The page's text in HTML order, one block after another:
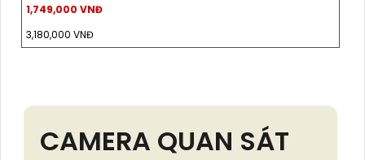
1,749,000 VNĐ
3,180,000 VNĐ
CAMERA QUAN SÁT